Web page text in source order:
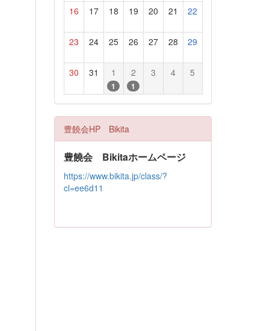
16 17 18 19 20 21 22
23 24 25 26 27 28 29
30 31 1
1
2
1
3 4 5
豊饒会HP Bikita
豊饒会 Bikitaホームページ
https://www.bikita.jp/class/?
cl=ee6d11